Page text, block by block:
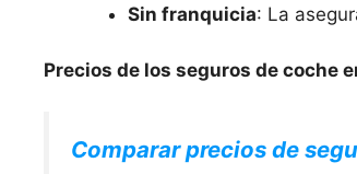
Sin franquicia: La
Precios de los seguros de coche
Comparar precios de